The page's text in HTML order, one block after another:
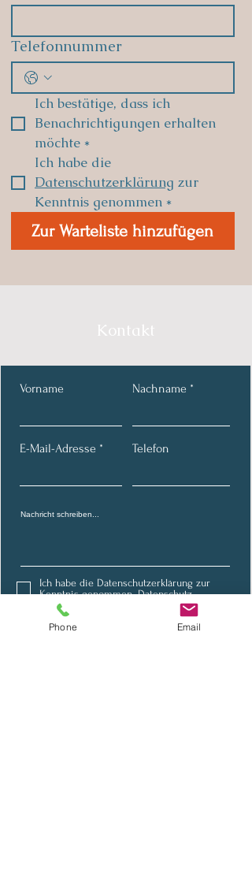
Telefonnummer
Ich bestätige, dass ich
Benachrichtigungen erhalten
möchte *
Datenschutzerklärung zur
Kenntnis genommen *
Zur Warteliste hinzufügen
Kontakt
Vorname Nachname
E-Mail-Adresse Telefon
Ich habe die Datenschutzerklärung zur
Kenntnis genommen. Datenschutz
Phone Email